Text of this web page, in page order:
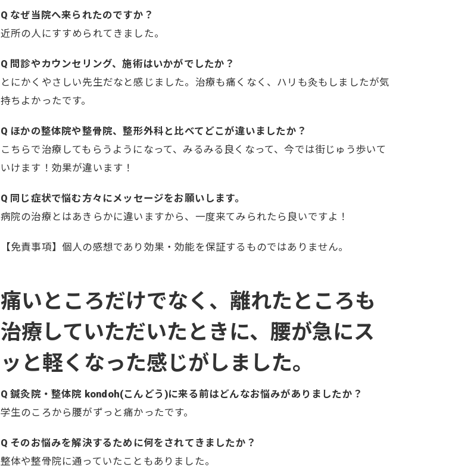
Q なぜ当院へ来られたのですか？
近所の人にすすめられてきました。
Q 問診やカウンセリング、施術はいかがでしたか？
とにかくやさしい先生だなと感じました。治療も痛くなく、ハリも灸もしましたが気
持ちよかったです。
Q ほかの整体院や整骨院、整形外科と比べてどこが違いましたか？
こちらで治療してもらうようになって、みるみる良くなって、今では街じゅう歩いて
いけます！効果が違います！
Q 同じ症状で悩む方々にメッセージをお願いします。
病院の治療とはあきらかに違いますから、一度来てみられたら良いですよ！
【免責事項】個人の感想であり効果・効能を保証するものではありません。
痛いところだけでなく、離れたところも
治療していただいたときに、腰が急にス
ッと軽くなった感じがしました。
Q 鍼灸院・整体院 kondoh(こんどう)に来る前はどんなお悩みがありましたか？
学生のころから腰がずっと痛かったです。
Q そのお悩みを解決するために何をされてきましたか？
整体や整骨院に通っていたこともありました。